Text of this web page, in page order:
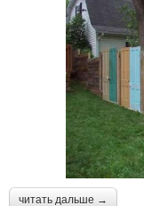
читать дальше →